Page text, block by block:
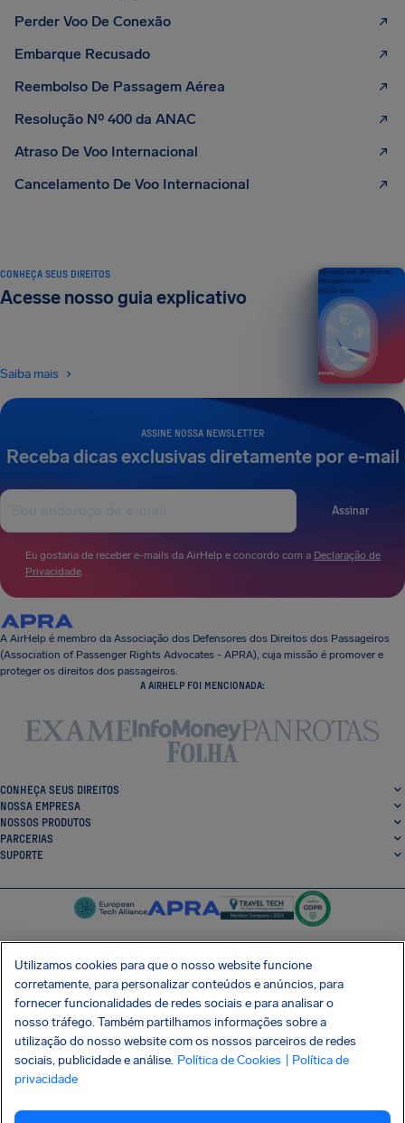
Perder Voo De Conexão
Embarque Recusado
Reembolso De Passagem Aérea
Resolução Nº 400 da ANAC
Atraso De Voo Internacional
Cancelamento De Voo Internacional
ASSINE NOSSA NEWSLETTER
Receba dicas exclusivas diretamente por e-mail
Assinar
Eu gostaria de receber e-mails da AirHelp e concordo com a Declaração de
Privacidade.
CONHEÇA SEUS DIREITOS
Acesse nosso guia explicativo
Saiba mais
Seu guia dos direitos do
passageiro aéreo
EDIÇÃO 2026
A AirHelp é membro da Associação dos Defensores dos Direitos dos Passageiros
(Association of Passenger Rights Advocates - APRA), cuja missão é promover e
proteger os direitos dos passageiros.
A AIRHELP FOI MENCIONADA:
CONHEÇA SEUS DIREITOS
NOSSA EMPRESA
NOSSOS PRODUTOS
PARCERIAS
SUPORTE
SocialFacebook
SocialTwitter
SocialInstagram
SocialLinkedin
BAIXE GRÁTIS NOSSO APP
Utilizamos cookies para que o nosso website funcione
corretamente, para personalizar conteúdos e anúncios, para
fornecer funcionalidades de redes sociais e para analisar o
nosso tráfego. Também partilhamos informações sobre a
utilização do nosso website com os nossos parceiros de redes
sociais, publicidade e análise. Política de Cookies
| Política de
privacidade